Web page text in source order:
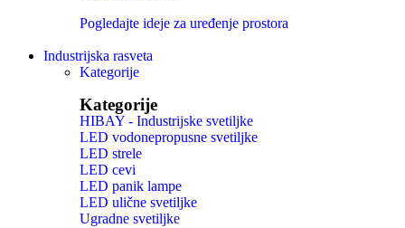
Pogledajte ideje za uređenje prostora
Industrijska rasveta
Kategorije
Kategorije
HIBAY - Industrijske svetiljke
LED vodonepropusne svetiljke
LED strele
LED cevi
LED panik lampe
LED ulične svetiljke
Ugradne svetiljke